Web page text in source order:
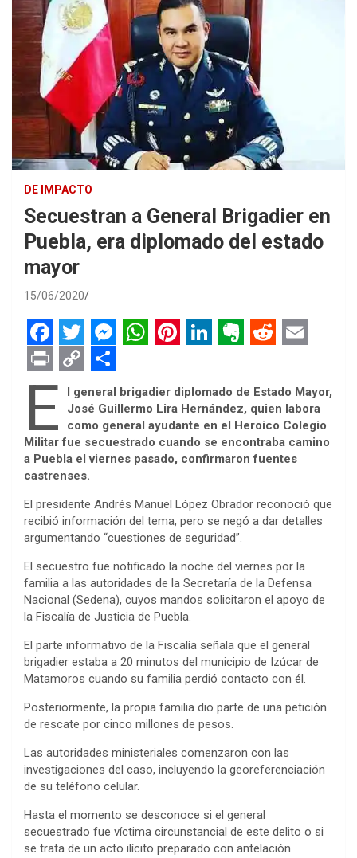
DE IMPACTO
Secuestran a General Brigadier en
Puebla, era diplomado del estado
mayor
15/06/2020
F
a
c
e
b
o
o
k
T
w
t
t
e
r
M
e
s
s
e
g
e
r
h
a
t
s
p
p
i
n
t
e
e
s
t
i
n
k
e
I
n
v
e
r
n
t
e
e
d
d
i
m
a
i
l
P
r
i
n
t
C
o
p
y
L
i
n
k
S
h
a
r
E
l general brigadier diplomado de Estado Mayor,
José Guillermo Lira Hernández, quien labora
como general ayudante en el Heroico Colegio
Militar fue secuestrado cuando se encontraba camino
a Puebla el viernes pasado, confirmaron fuentes
castrenses.
El presidente Andrés Manuel López Obrador reconoció que
recibió información del tema, pero se negó a dar detalles
argumentando “cuestiones de seguridad”.
El secuestro fue notificado la noche del viernes por la
familia a las autoridades de la Secretaría de la Defensa
Nacional (Sedena), cuyos mandos solicitaron el apoyo de
la Fiscalía de Justicia de Puebla.
El parte informativo de la Fiscalía señala que el general
brigadier estaba a 20 minutos del municipio de Izúcar de
Matamoros cuando su familia perdió contacto con él.
Posteriormente, la propia familia dio parte de una petición
de rescate por cinco millones de pesos.
Las autoridades ministeriales comenzaron con las
investigaciones del caso, incluyendo la georeferenciación
de su teléfono celular.
Hasta el momento se desconoce si el general
secuestrado fue víctima circunstancial de este delito o si
se trata de un acto ilícito preparado con antelación.